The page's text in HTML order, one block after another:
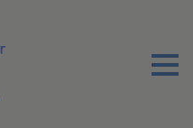
Menu